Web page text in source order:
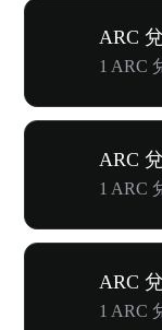
ARC
1 ARC
ARC
1 ARC
ARC
1 ARC